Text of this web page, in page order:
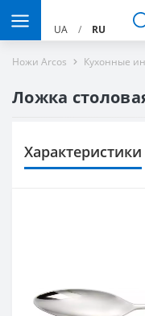
UA / RU
Ножи Arcos Кухонные
Ложка
Характеристики